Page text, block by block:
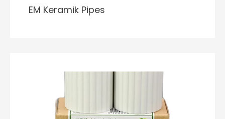
EM Keramik Pipes